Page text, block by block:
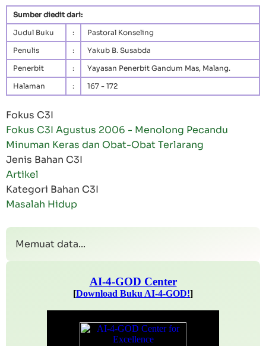
Sumber diedit dari:
Judul Buku
:
Pastoral Konseling
Penulis
:
Yakub B. Susabda
Penerbit
:
Yayasan Penerbit Gandum Mas, Malang.
Halaman
: 167 - 172
Fokus C3I
Fokus C3I Agustus 2006 - Menolong Pecandu
Minuman Keras dan Obat-Obat Terlarang
Jenis Bahan C3I
Artikel
Kategori Bahan C3I
Masalah Hidup
Memuat data...